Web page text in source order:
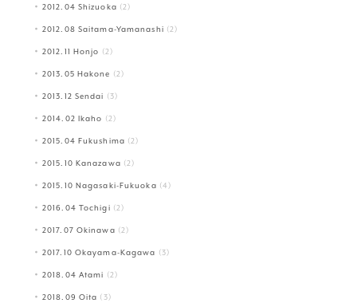
2012.04 Shizuoka (2)
2012.08 Saitama-Yamanashi (2)
2012.11 Honjo (2)
2013.05 Hakone (2)
2013.12 Sendai (3)
2014.02 Ikaho (2)
2015.04 Fukushima (2)
2015.10 Kanazawa (2)
2015.10 Nagasaki-Fukuoka (4)
2016.04 Tochigi (2)
2017.07 Okinawa (2)
2017.10 Okayama-Kagawa (3)
2018.04 Atami (2)
2018.09 Oita (3)